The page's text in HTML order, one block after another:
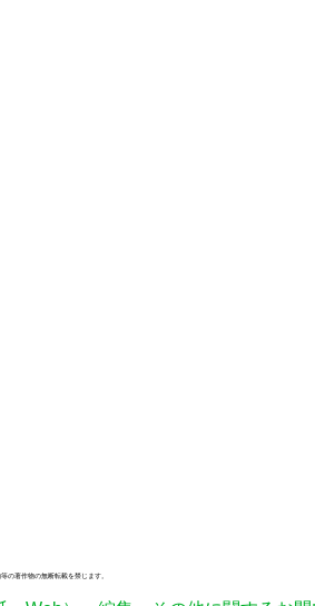
の著作物の無断転載を禁じます。